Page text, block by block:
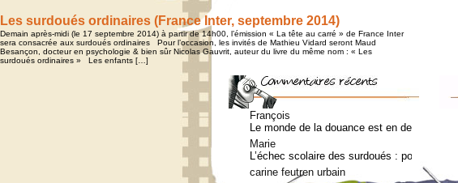
Web-congrès portant sur
Les surdoués ordinaires (France Inter, septembre 2014)
Demain après-midi (le 17 septembre 2014) à partir de 14h00, l’émission « La tête au carré » de France Inter
sera consacrée aux surdoués ordinaires Pour l’occasion, les invités de Mathieu Vidard seront Maud
Besançon, docteur en psychologie & bien sûr Nicolas Gauvrit, auteur du livre du même nom : « Les
surdoués ordinaires » Les enfants […]
François
Le monde de la douance est en deuil :
Marie
L’échec scolaire des surdoués : pourquoi ?
carine feutren urbain